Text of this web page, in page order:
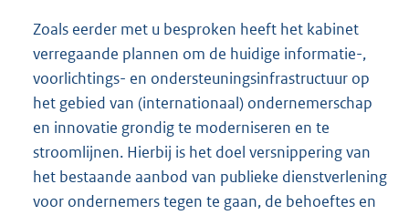
Zoals eerder met u besproken heeft het kabinet
verregaande plannen om de huidige informatie-,
voorlichtings- en ondersteuningsinfrastructuur op
het gebied van (internationaal) ondernemerschap
en innovatie grondig te moderniseren en te
stroomlijnen. Hierbij is het doel versnippering van
het bestaande aanbod van publieke dienstverlening
voor ondernemers tegen te gaan, de behoeftes en